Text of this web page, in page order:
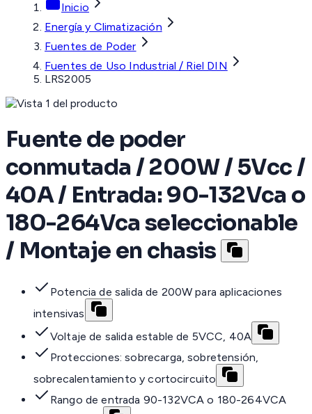
Inicio
Energía y Climatización
Fuentes de Poder
Fuentes de Uso Industrial / Riel DIN
LRS2005
Fuente de poder
conmutada / 200W / 5Vcc /
40A / Entrada: 90-132Vca o
180-264Vca seleccionable
/ Montaje en chasis
Potencia de salida de 200W para aplicaciones
intensivas
Voltaje de salida estable de 5VCC, 40A
Protecciones: sobrecarga, sobretensión,
sobrecalentamiento y cortocircuito
Rango de entrada 90-132VCA o 180-264VCA